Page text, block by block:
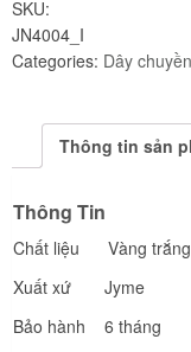
SKU:
JN4004_I
Categories: Dây chuyền
Thông tin sản
Thông Tin
Chất liệu Vàng
Xuất xứ Jyme
Bảo hành 6 tháng